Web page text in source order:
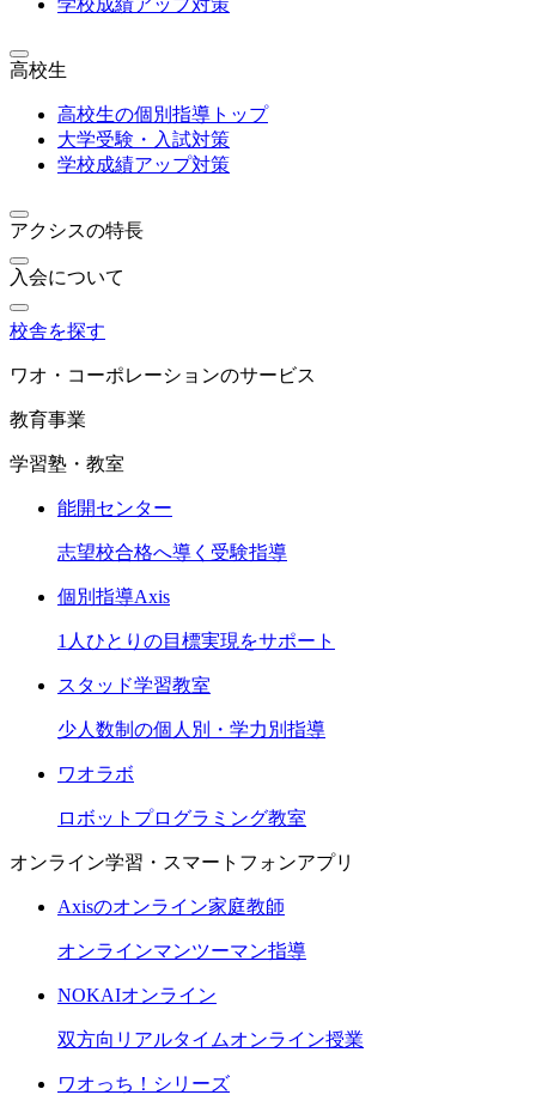
学校成績アップ対策
高校生
高校生の個別指導トップ
大学受験・入試対策
学校成績アップ対策
アクシスの特長
入会について
校舎を探す
ワオ・コーポレーションのサービス
教育事業
学習塾・教室
能開センター
志望校合格へ導く受験指導
個別指導Axis
1人ひとりの目標実現をサポート
スタッド学習教室
少人数制の個人別・学力別指導
ワオラボ
ロボットプログラミング教室
オンライン学習・スマートフォンアプリ
Axisのオンライン家庭教師
オンラインマンツーマン指導
NOKAIオンライン
双方向リアルタイムオンライン授業
ワオっち！シリーズ